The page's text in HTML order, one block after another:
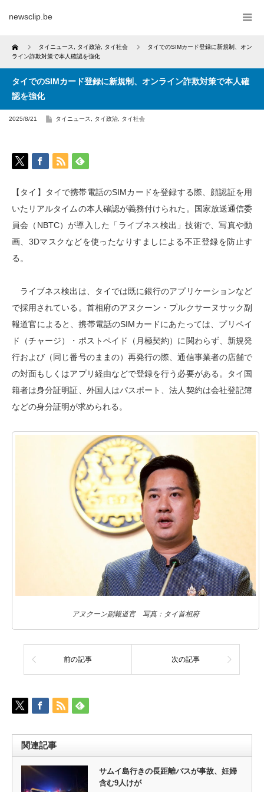
newsclip.be
Home タイニュース タイ政治 タイ社会
タイでのSIMカード登録に新規制、オン
ライン詐欺対策で本人確認を強化
タイでのSIMカード登録に新規制、オンライン詐欺対策で本人確
認を強化
2025/8/21 タイニュース タイ政治 タイ社会
【タイ】タイで携帯電話のSIMカードを登録する際、顔認証を用
いたリアルタイムの本人確認が義務付けられた。国家放送通信委
員会（NBTC）が導入した「ライブネス検出」技術で、写真や動
画、3Dマスクなどを使ったなりすましによる不正登録を防止す
る。
ライブネス検出は、タイでは既に銀行のアプリケーションなど
で採用されている。首相府のアヌクーン・プルクサーヌサック副
報道官によると、携帯電話のSIMカードにあたっては、プリペイ
ド（チャージ）・ポストペイド（月極契約）に関わらず、新規発
行および（同じ番号のままの）再発行の際、通信事業者の店舗で
の対面もしくはアプリ経由などで登録を行う必要がある。タイ国
籍者は身分証明証、外国人はパスポート、法人契約は会社登記簿
などの身分証明が求められる。
アヌクーン副報道官 写真：タイ首相府
前の記事 次の記事
関連記事
サムイ島行きの長距離バスが事故、妊婦
含む9人けが